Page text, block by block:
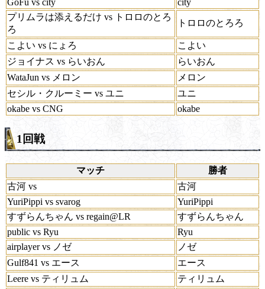
プリムラは添えるだけ vs トロロのとろ
ろ
トロロのとろろ
こよい vs にょろ
こよい
ジョイナス vs らいおん
らいおん
WataJun vs メロン
メロン
セシル・クルーミー vs ユニ
ユニ
okabe vs CNG
okabe
1回戦
マッチ
勝者
古河 vs
古河
YuriPippi vs svarog
YuriPippi
すずらんちゃん vs regain@LR
すずらんちゃん
public vs Ryu
Ryu
airplayer vs ノゼ
ノゼ
Gulf841 vs エース
エース
Leere vs ティリュム
ティリュム